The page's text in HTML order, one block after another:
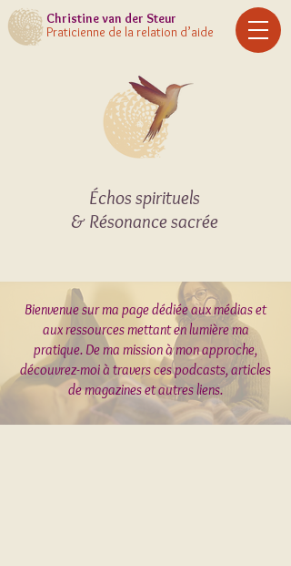
Christinevan der Steur
Praticienne de la relation d’aide
Échos spirituels
& Résonance sacrée
Bienvenue sur ma page dédiée aux médias et
aux ressources mettant en lumière ma
pratique. De ma mission à mon approche,
découvrez-moi à travers ces podcasts, articles
de magazines et autres liens.